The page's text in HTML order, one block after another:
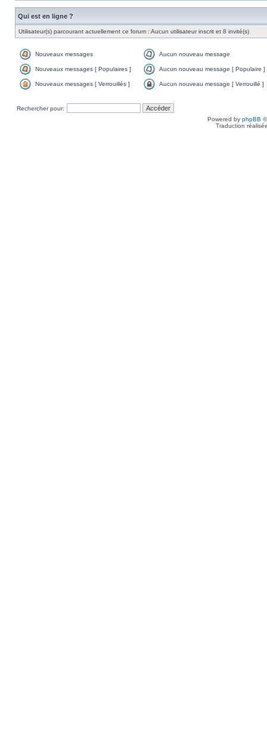
Qui est en ligne ?
Utilisateur(s) parcourant actuellement ce forum : Aucun utilisateur inscrit et 8 invité(s)
Nouveaux messages Aucun nouveau message
Nouveaux messages [ Populaires ] Aucun nouveau message [ Populaire ]
Nouveaux messages [ Verrouillés ] Aucun nouveau message [ Verrouillé ]
Rechercher pour:
Powered by phpBB
Traduction